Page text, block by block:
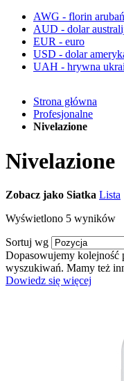
AWG - florin
AUD - dolar
EUR - euro
USD - dolar
UAH - hrywna
Strona główna
Profesjonalne
Nivelazione
Nivelazione
Zobacz jako Siatka Lista
Wyświetlono 5 wyników
Sortuj wg
Dopasowujemy kolejność
wyszukiwań. Mamy też
Dowiedz się więcej